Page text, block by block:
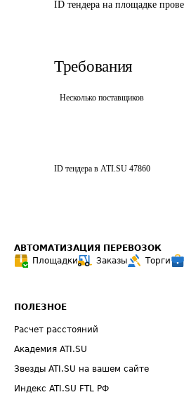
ID тендера на площадке
Требования
Несколько поставщиков
ID тендера в ATI.SU 47860
АВТОМАТИЗАЦИЯ ПЕРЕВОЗОК
Площадки
Заказы Торги
ПОЛЕЗНОЕ
Расчет расстояний
Академия ATI.SU
Звезды ATI.SU на вашем сайте
Индекс ATI.SU FTL РФ